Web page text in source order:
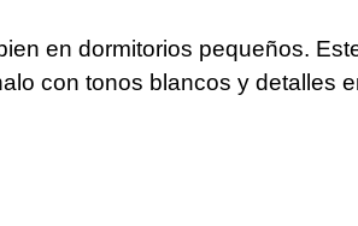
en dormitorios pequeños.
con tonos blancos y detalles